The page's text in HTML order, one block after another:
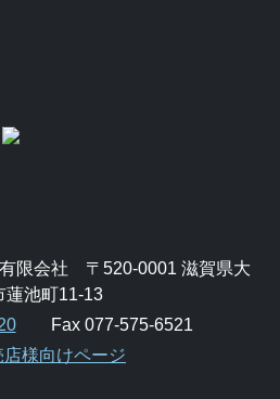
限会社 〒520-0001 滋賀県大
蓮池町11-13
Fax 077-575-6521
店様向けページ